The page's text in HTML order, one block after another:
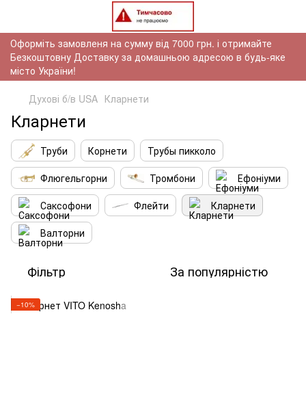
Оформіть замовленя на сумму від 7000 грн. і отримайте
Безкоштовну Доставку за домашньою адресою в будь-яке
місто України!
Духові б/в USA Кларнети
Кларнети
Труби Корнети
Трубы пикколо
Флюгельгорни
Тромбони
Ефоніуми
Саксофони
Флейти
Кларнети
Валторни
Фільтр За популярністю
−10%